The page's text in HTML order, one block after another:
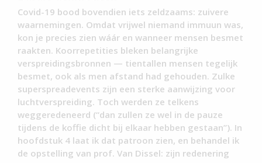
Covid-19 bood bovendien iets zeldzaams: zuivere
waarnemingen. Omdat vrijwel niemand immuun was,
kon je precies zien wáár en wanneer mensen besmet
raakten. Koorrepetities bleken belangrijke
verspreidingsbronnen — tientallen mensen tegelijk
besmet, ook als men afstand had gehouden. Zulke
superspreadevents zijn een sterke aanwijzing voor
luchtverspreiding. Toch werden ze telkens
weggeredeneerd (“dan zullen ze wel in de pauze
tijdens de koffie dicht bij elkaar hebben gestaan”). In
hoofdstuk 4 laat ik dat patroon zien, en behandel ik
de opstelling van prof. Van Dissel: zijn redenering